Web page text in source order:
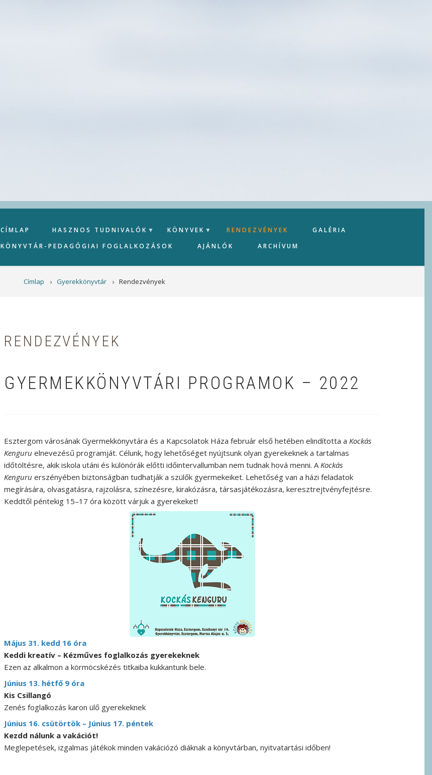
CÍMLAP HASZNOS TUDNIVALÓK KÖNYVEK RENDEZVÉNYEK
GALÉRIA
KÖNYVTÁR-PEDAGÓGIAI FOGLALKOZÁSOK
AJÁNLÓK ARCHÍVUM
Címlap Gyerekkönyvtár Rendezvények
RENDEZVÉNYEK
GYERMEKKÖNYVTÁRI PROGRAMOK – 2022
Esztergom városának Gyermekkönyvtára és a Kapcsolatok Háza február első hetében elindította a Kockás
Kenguru elnevezésű programját. Célunk, hogy lehetőséget nyújtsunk olyan gyerekeknek a tartalmas
időtöltésre, akik iskola utáni és különórák előtti időintervallumban nem tudnak hová menni. AKockás
Kenguru erszényében biztonságban tudhatják a szülők gyermekeiket. Lehetőség van a házi feladatok
megírására, olvasgatásra, rajzolásra, színezésre, kirakózásra, társasjátékozásra, keresztrejtvényfejtésre.
Keddtől péntekig 15–17 óra között várjuk a gyerekeket!
Május 31. kedd 16 óra
Keddi kreatív – Kézműves foglalkozás gyerekeknek
Ezen az alkalmon a körmöcskézés titkaiba kukkantunk bele.
Június 13. hétfő 9 óra
Kis Csillangó
Zenés foglalkozás karon ülő gyerekeknek
Június 16. csütörtök – Június 17. péntek
Kezdd nálunk a vakációt!
Meglepetések, izgalmas játékok minden vakációzó diáknak a könyvtárban, nyitvatartási időben!